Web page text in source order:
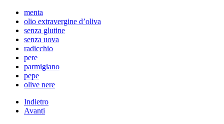
menta
olio extravergine d’oliva
senza glutine
senza uova
radicchio
pere
parmigiano
pepe
olive nere
Indietro
Avanti